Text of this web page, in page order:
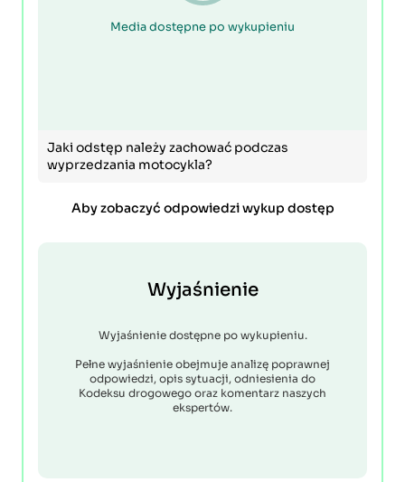
Media dostępne po wykupieniu
Jaki odstęp należy zachować podczas
wyprzedzania motocykla?
Aby zobaczyć odpowiedzi wykup dostęp
Wyjaśnienie
Wyjaśnienie dostępne po wykupieniu.
Pełne wyjaśnienie obejmuje analizę poprawnej
odpowiedzi, opis sytuacji, odniesienia do
Kodeksu drogowego oraz komentarz naszych
ekspertów.